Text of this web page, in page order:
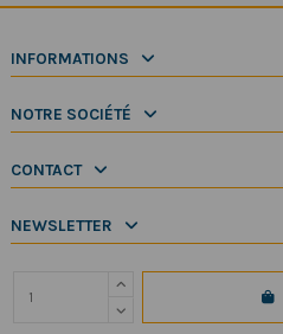
INFORMATIONS
NOTRE SOCIÉTÉ
CONTACT
NEWSLETTER
Copyright 2025